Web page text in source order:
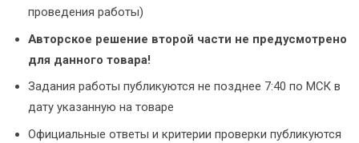
проведения работы)
Авторское решение второй части не предусмотрено
для данного товара!
Задания работы публикуются не позднее 7:40 по МСК в
дату указанную на товаре
Официальные ответы и критерии проверки публикуются